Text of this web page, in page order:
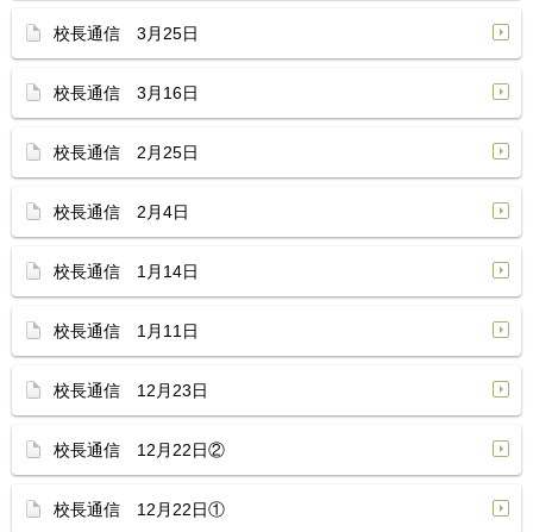
校長通信 3月25日
校長通信 3月16日
校長通信 2月25日
校長通信 2月4日
校長通信 1月14日
校長通信 1月11日
校長通信 12月23日
校長通信 12月22日②
校長通信 12月22日①